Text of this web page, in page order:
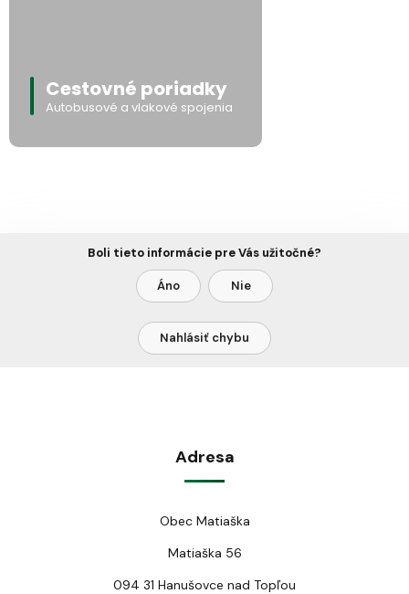
Cestovné poriadky
Autobusové a vlakové spojenia
Boli tieto informácie pre Vás užitočné?
Áno Nie
Nahlásiť chybu
Adresa
Obec Matiaška
Matiaška 56
094 31 Hanušovce nad Topľou